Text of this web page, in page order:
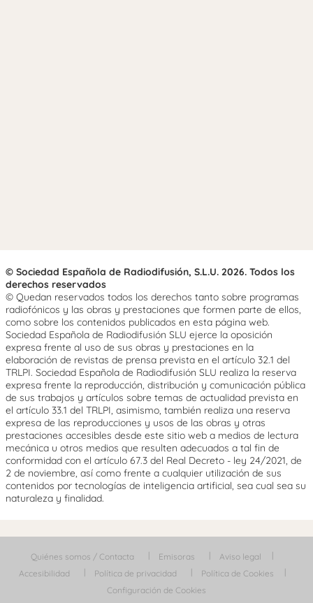
© Sociedad Española de Radiodifusión, S.L.U. 2026. Todos los
derechos reservados
© Quedan reservados todos los derechos tanto sobre programas
radiofónicos y las obras y prestaciones que formen parte de ellos,
como sobre los contenidos publicados en esta página web.
Sociedad Española de Radiodifusión SLU ejerce la oposición
expresa frente al uso de sus obras y prestaciones en la
elaboración de revistas de prensa prevista en el artículo 32.1 del
TRLPI. Sociedad Española de Radiodifusión SLU realiza la reserva
expresa frente la reproducción, distribución y comunicación pública
de sus trabajos y artículos sobre temas de actualidad prevista en
el artículo 33.1 del TRLPI, asimismo, también realiza una reserva
expresa de las reproducciones y usos de las obras y otras
prestaciones accesibles desde este sitio web a medios de lectura
mecánica u otros medios que resulten adecuados a tal fin de
conformidad con el artículo 67.3 del Real Decreto - ley 24/2021, de
2 de noviembre, así como frente a cualquier utilización de sus
contenidos por tecnologías de inteligencia artificial, sea cual sea su
naturaleza y finalidad.
Quiénes somos / Contacta Emisoras
Aviso legal
Accesibilidad
Política de privacidad
Política de Cookies
Configuración de Cookies